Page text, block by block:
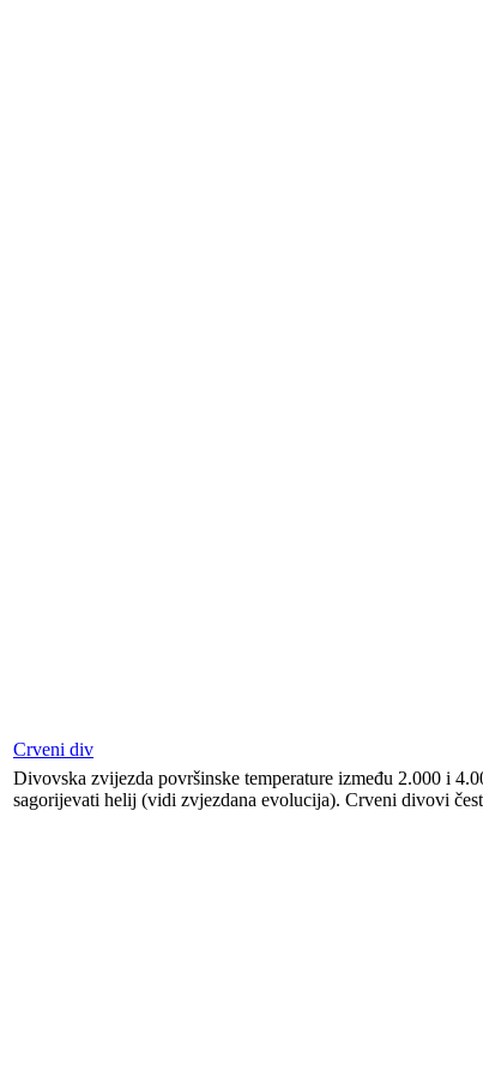
Crveni div
Divovska zvijezda površinske temperature između 2.000 i
sagorijevati helij (vidi zvjezdana evolucija). Crveni divovi